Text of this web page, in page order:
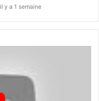
il y a 1 semaine